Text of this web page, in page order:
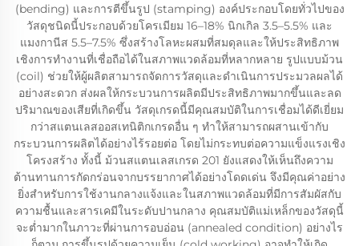
(bending) และการตีขึ้นรูป (stamping) องค์ประกอบโดยทั่วไปของ
วัสดุชนิดนี้ประกอบด้วยโครเมียม 16–18% นิกเกิล 3.5–5.5% และ
แมงกานีส 5.5–7.5% ซึ่งสร้างโลหะผสมที่สมดุลและให้ประสิทธิภาพ
เชิงการทำงานที่เชื่อถือได้ในสภาพแวดล้อมที่หลากหลาย รูปแบบม้วน
(coil) ช่วยให้ผู้ผลิตสามารถจัดการวัสดุและดำเนินการประมวลผลได้
อย่างสะดวก ส่งผลให้กระบวนการผลิตมีประสิทธิภาพมากขึ้นและลด
ปริมาณของเสียที่เกิดขึ้น วัสดุเกรดนี้มีคุณสมบัติในการเชื่อมได้ดีเยี่ยม
กว่าสแตนเลสออสเทนิติกเกรดอื่น ๆ ทำให้สามารถผสานเข้ากับ
กระบวนการผลิตได้อย่างไร้รอยต่อ โดยไม่กระทบต่อความแข็งแรงเชิง
โครงสร้าง ทั้งนี้ ม้วนสแตนเลสเกรด 201 ยังแสดงให้เห็นถึงความ
ต้านทานการกัดกร่อนจากบรรยากาศได้อย่างโดดเด่น จึงมีคุณค่าอย่าง
ยิ่งสำหรับการใช้งานกลางแจ้งและในสภาพแวดล้อมที่มีการสัมผัสกับ
ความชื้นและสารเคมีในระดับปานกลาง คุณสมบัติแม่เหล็กของวัสดุนี้
จะต่ำมากในภาวะที่ผ่านการอบอ่อน (annealed condition) อย่างไร